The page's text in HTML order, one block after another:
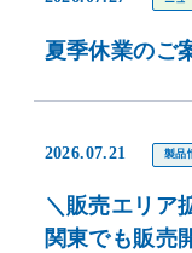
夏季休業のご
2026.07.21 製品
＼販売エリア
関東でも販売